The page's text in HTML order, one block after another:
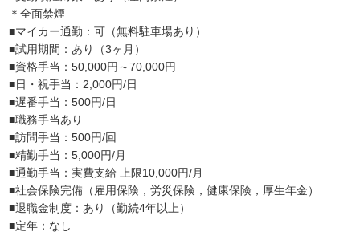
＊全面禁煙
■マイカー通勤：可（無料駐車場あり）
■試用期間：あり（3ヶ月）
■資格手当：50,000円～70,000円
■日・祝手当：2,000円/日
■遅番手当：500円/日
■職務手当あり
■訪問手当：500円/回
■精勤手当：5,000円/月
■通勤手当：実費支給 上限10,000円/月
■社会保険完備（雇用保険，労災保険，健康保険，厚生年金）
■退職金制度：あり（勤続4年以上）
■定年：なし